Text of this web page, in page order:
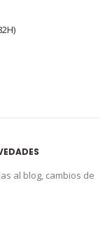
al blog, cambios de